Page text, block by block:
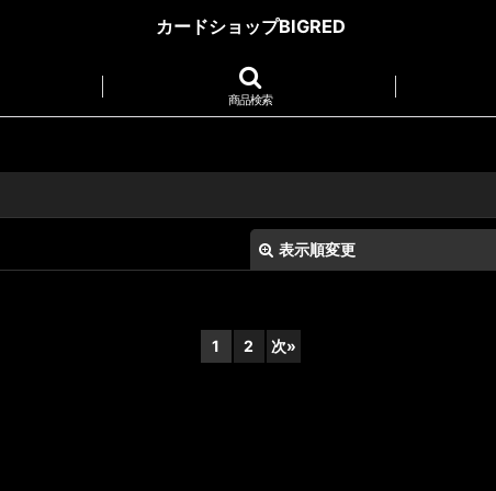
カードショップBIGRED
商品検索
表示順変更
1 2 次»